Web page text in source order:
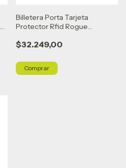
Billetera Porta Tarjeta
Protector Rfid Rogue
Azul No Tiene
$32.249,00